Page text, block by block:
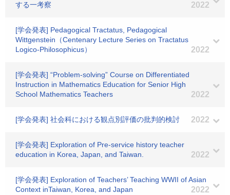
する一考察
2022
[学会発表] Pedagogical Tractatus, Pedagogical
Wittgenstein（Centenary Lecture Series on Tractatus
Logico-Philosophicus）
2022
[学会発表] “Problem-solving” Course on Differentiated
Instruction in Mathematics Education for Senior High
School Mathematics Teachers
2022
[学会発表] 社会科における観点別評価の批判的検討 2022
[学会発表] Exploration of Pre-service history teacher
education in Korea, Japan, and Taiwan.
2022
[学会発表] Exploration of Teachers’ Teaching WWII of Asian
Context inTaiwan, Korea, and Japan
2022